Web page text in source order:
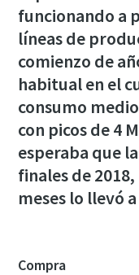
funcionando a
líneas de
comienzo de
habitual en el
consumo
con picos de 4
esperaba que
finales de
meses lo llevó
Compra